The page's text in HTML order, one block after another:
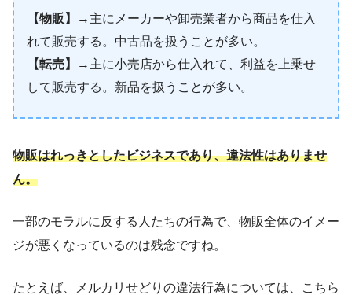
【物販】
→主にメーカーや卸売業者から商品を仕入
れて販売する。中古品を扱うことが多い。
【転売】
→主に小売店から仕入れて、利益を上乗せ
して販売する。新品を扱うことが多い。
物販はれっきとしたビジネスであり、違法性はありませ
ん。
一部のモラルに反する人たちの行為で、物販全体のイメー
ジが悪くなっているのは残念ですね。
たとえば、メルカリせどりの違法行為については、こちら